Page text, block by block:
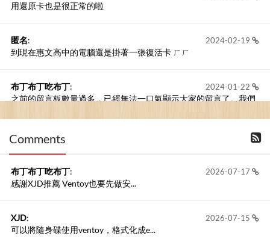
用還原卡也是很正常的啦
2024-02-19
匿名:
到現在惠文高中的電腦還是掛著一張復活卡 ㄏㄏ
2024-01-22
布丁布丁吃布丁:
之前的留言板數量過多，已經無法一口氣顯示大家的留言了。我們
Comments
2026-07-17
布丁布丁吃布丁:
感謝XJD推薦 Ventoy也要先做安...
2026-07-15
XJD:
可以將隨身碟使用ventoy，格式化成e...